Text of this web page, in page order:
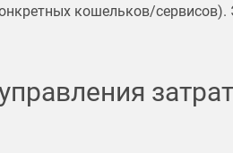
кошельков/